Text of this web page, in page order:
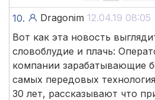
10. Dragonim 12.04.19 08:05
Вот как эта новость
словоблудие и плачь:
компании зарабатывающие
самых передовых
30 лет, рассказывают что